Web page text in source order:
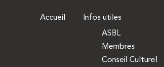
Accueil
Conseil Culturel
Membres
ASBL
Infos utiles